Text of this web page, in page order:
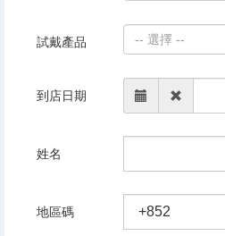
試戴產品 -- 選擇 --
到店日期
姓名
地區碼